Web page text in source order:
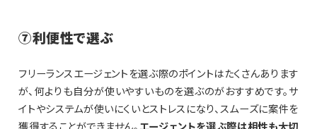
⑦利便性で選ぶ
フリーランスエージェントを選ぶ際のポイントはたくさんあります
が、何よりも自分が使いやすいものを選ぶのがおすすめです。サ
イトやシステムが使いにくいとストレスになり、スムーズに案件を
獲得することができません。エージェントを選ぶ際は相性も大切